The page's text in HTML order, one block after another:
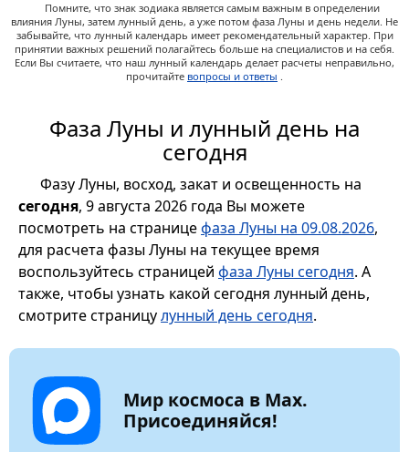
Помните, что знак зодиака является самым важным в определении
влияния Луны, затем лунный день, а уже потом фаза Луны и день недели. Не
забывайте, что лунный календарь имеет рекомендательный характер. При
принятии важных решений полагайтесь больше на специалистов и на себя.
Если Вы считаете, что наш лунный календарь делает расчеты неправильно,
прочитайте вопросы и ответы .
Фаза Луны и лунный день на
сегодня
Фазу Луны, восход, закат и освещенность на
сегодня, 9 августа 2026 года Вы можете
посмотреть на страницефаза Луны на 09.08.2026,
для расчета фазы Луны на текущее время
воспользуйтесь страницей фаза Луны сегодня. А
также, чтобы узнать какой сегодня лунный день,
смотрите страницулунный день сегодня.
Мир космоса в Max.
Присоединяйся!